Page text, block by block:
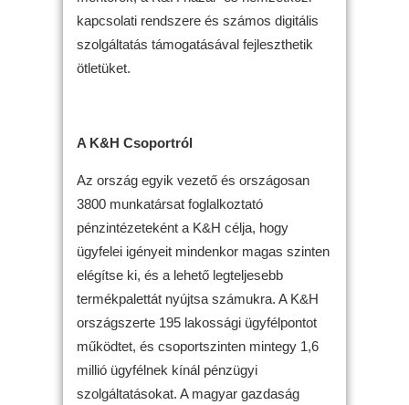
kapcsolati rendszere és számos digitális
szolgáltatás támogatásával fejleszthetik
ötletüket.
A K&H Csoportról
Az ország egyik vezető és országosan
3800 munkatársat foglalkoztató
pénzintézeteként a K&H célja, hogy
ügyfelei igényeit mindenkor magas szinten
elégítse ki, és a lehető legteljesebb
termékpalettát nyújtsa számukra. A K&H
országszerte 195 lakossági ügyfélpontot
működtet, és csoportszinten mintegy 1,6
millió ügyfélnek kínál pénzügyi
szolgáltatásokat. A magyar gazdaság